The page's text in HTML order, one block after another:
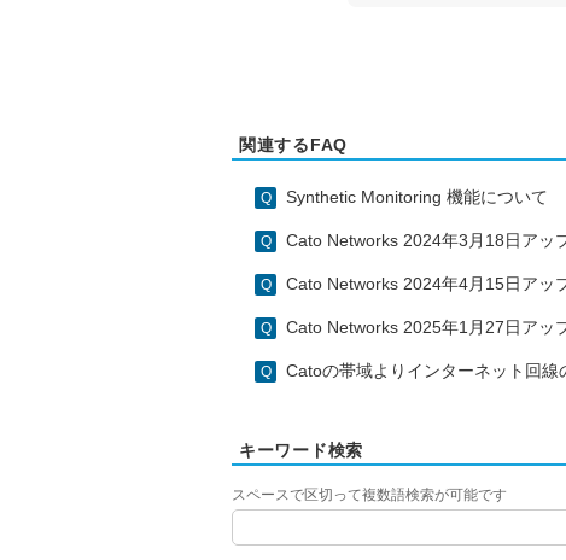
関連するFAQ
Synthetic Monitoring 機能について
Cato Networks 2024年3月18日アッ
Cato Networks 2024年4月15日アッ
Cato Networks 2025年1月27日アッ
Catoの帯域よりインターネット回線
キーワード検索
スペースで区切って複数語検索が可能です